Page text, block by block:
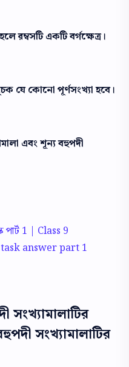
একটি বর্গক্ষেত্র।
যে কোনো পূর্ণসংখ্যা হবে।
এবং শূন্য বহুপদী
পার্ট 1 | Class 9
answer part 1
সংখ্যামালাটির